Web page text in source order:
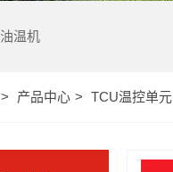
油温机
产品中心 TCU温控单元